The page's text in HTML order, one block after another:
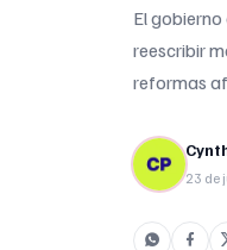
El
reescribir
reformas
23 de